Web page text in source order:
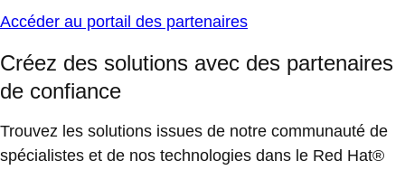
Accéder au portail des partenaires
Créez des solutions avec des partenaires
de confiance
Trouvez les solutions issues de notre communauté de
spécialistes et de nos technologies dans le Red Hat®